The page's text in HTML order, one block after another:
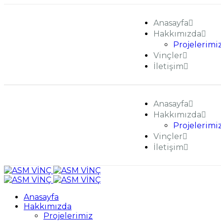
Anasayfa
Hakkımızda
Vinçler
İletişim
Anasayfa
Hakkımızda
Vinçler
İletişim
Anasayfa
Hakkımızda
Projelerimiz